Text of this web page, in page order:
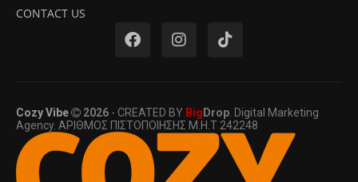
CONTACT US
Cozy Vibe 2026 - CREATED BY Big Drop . Digital Marketing
Agency. ΑΡΙΘΜΟΣ ΠΙΣΤΟΠΟΙΗΣΗΣ Μ.Η.Τ 242248